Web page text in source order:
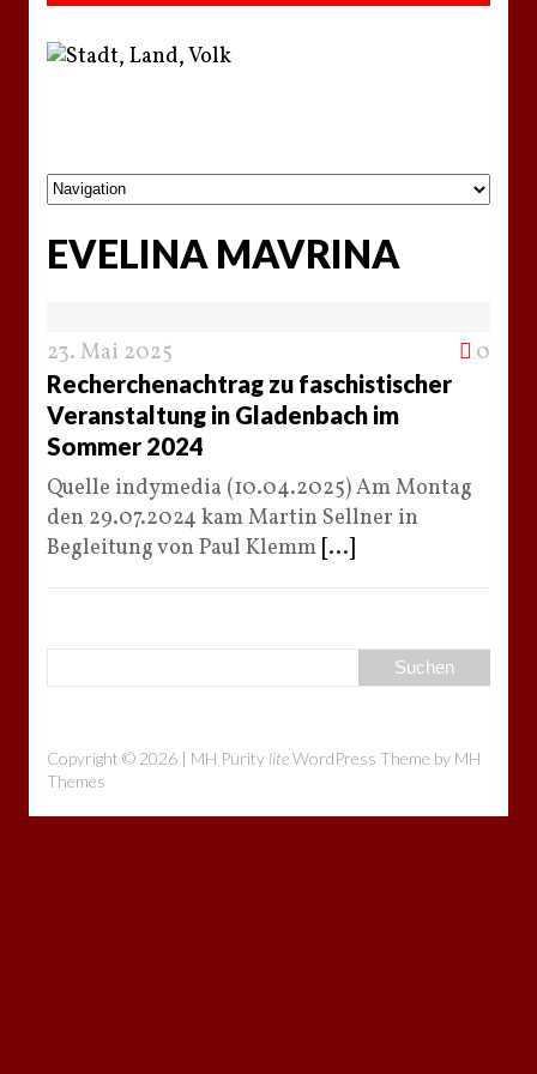
EVELINA MAVRINA
23. Mai 2025 0
Recherchenachtrag zu faschistischer
Veranstaltung in Gladenbach im
Sommer 2024
Quelle indymedia (10.04.2025) Am Montag
den 29.07.2024 kam Martin Sellner in
Begleitung von Paul Klemm [...]
Copyright © 2026 | MH Purity liteWordPress Theme by MH
Themes